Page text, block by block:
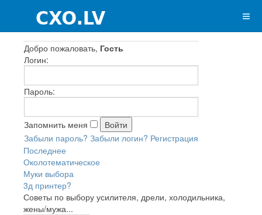
Добро пожаловать, Гость
Логин:
Пароль:
Запомнить меня
Забыли пароль? Забыли логин? Регистрация
Последнее
Околотематическое
Муки выбора
3д принтер?
Советы по выбору усилителя, дрели, холодильника,
жены/мужа...